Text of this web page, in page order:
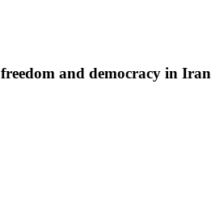
freedom and democracy in Iran